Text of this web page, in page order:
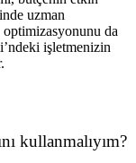
uzman
optimizasyonunu da
işletmenizin
kullanmalıyım?